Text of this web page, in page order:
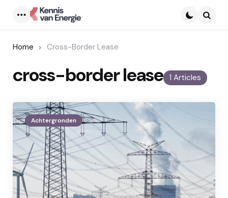
Home Cross-Border Lease
1 Articles
cross-border lease
Achtergronden